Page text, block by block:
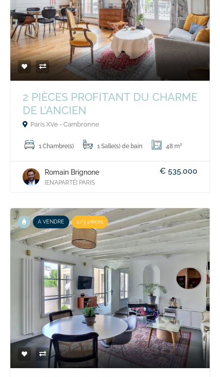
2 PIÈCES PROFITANT DU CHARME
DE L’ANCIEN
Paris XVe - Cambronne
1 Chambre(s) 1 Salle(s) de bain 48 m²
Romain Brignone
[EN'APARTÉ] PARIS
€ 535.000
A VENDRE 2/3 pièces